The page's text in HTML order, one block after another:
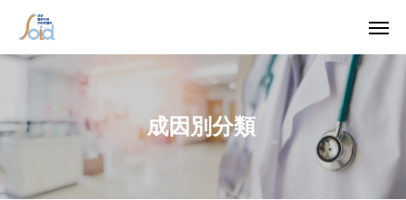
成因別分類
 WEB予約
アクセス